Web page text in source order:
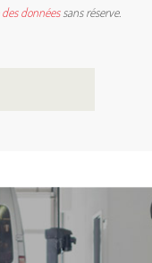
donnéessans réserve.